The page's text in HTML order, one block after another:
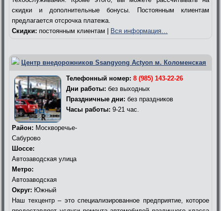
скидки и дополнительные бонусы. Постоянным клиентам
предлагается отсрочка платежа.
Скидки: постоянным клиентам | Вся информация…
Центр внедорожников Ssangyong Actyon м. Коломенская
Телефонный номер: 8 (985) 143-22-26
Дни работы: без выходных
Праздничные дни: без праздников
Часы работы: 9-21 час.
Район: Москворечье-
Сабурово
Шоссе:
Автозаводская улица
Метро:
Автозаводская
Округ: Южный
Наш техцентр – это специализированное предприятие, которое